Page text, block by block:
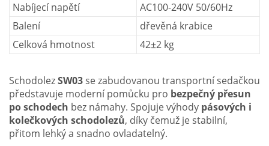
Nabíjecí napětí
AC100-240V 50/60Hz
Balení
dřevěná krabice
Celková hmotnost
42±2 kg
SchodolezSW03 se zabudovanou transportní sedačkou
představuje moderní pomůcku pro bezpečný přesun
po schodech bez námahy. Spojuje výhody pásových i
kolečkových schodolezů, díky čemuž je stabilní,
přitom lehký a snadno ovladatelný.